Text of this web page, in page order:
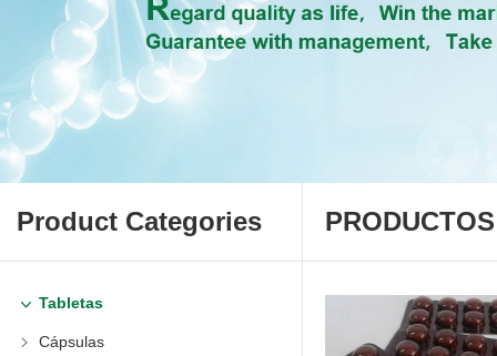
Product Categories PRODUCTOS
Tabletas
Cápsulas